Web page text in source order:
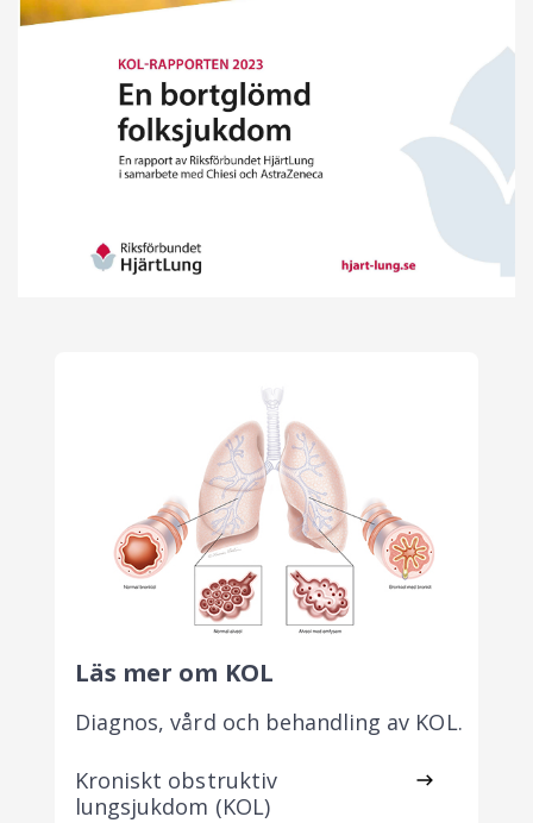
Läs mer om KOL
Diagnos, vård och behandling av KOL.
Kroniskt obstruktiv
lungsjukdom (KOL)